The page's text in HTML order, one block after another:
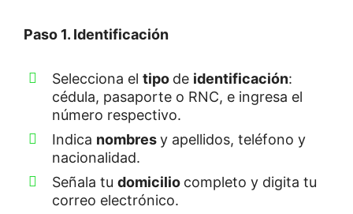
Paso 1. Identificación
Selecciona el tipo de identificación:
cédula, pasaporte o RNC, e ingresa el
número respectivo.
Indica nombresy apellidos, teléfono y
nacionalidad.
Señala tu domicilio completo y digita tu
correo electrónico.